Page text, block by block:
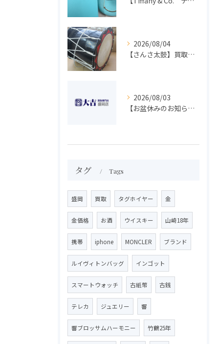
2026/08/04
【さんさ太鼓】買取 大吉盛岡店 楽器 買取します！！
2026/08/03
【お盆休みのお知らせ】買取専門 大吉 盛岡店
タグ Tags
盛岡 買取 タグホイヤー 金
金価格 お酒 ウイスキー 山崎18年
携帯 iphone MONCLER ブランド
ルイヴィトンバッグ インゴット
スマートウォッチ 古紙幣 古銭
テレカ ジュエリー 響
響ブロッサムハーモニー 竹鶴25年